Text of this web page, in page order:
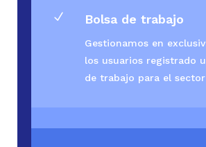
N Bolsa de trabajo
Gestionamos en
los usuarios registrado
de trabajo para el sector